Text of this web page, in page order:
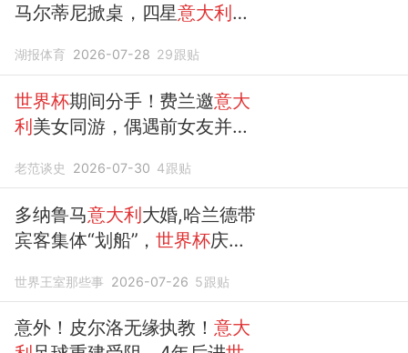
马尔蒂尼掀桌，四星意大利何
湖报体育 2026-07-28 29跟贴
世界杯期间分手！费兰邀意大
利美女同游，偶遇前女友并未
老范谈史 2026-07-30 4跟贴
多纳鲁马意大利大婚,哈兰德带
宾客集体“划船”，世界杯庆祝
世界王室那些事 2026-07-26 5跟贴
意外！皮尔洛无缘执教！意大